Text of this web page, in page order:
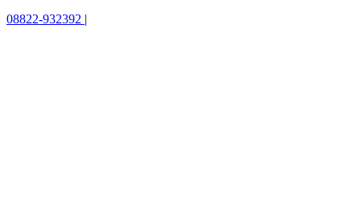
08822-932392 |